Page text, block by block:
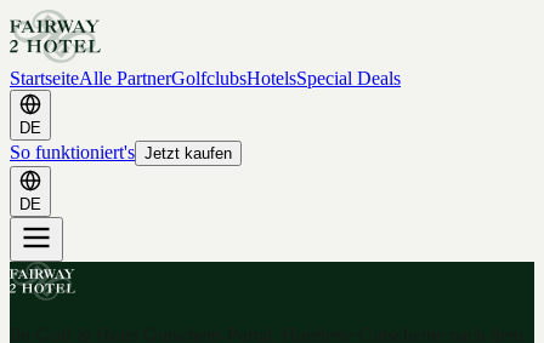
StartseiteAlle PartnerGolfclubsHotelsSpecial Deals
DE
So funktioniert's Jetzt kaufen
DE